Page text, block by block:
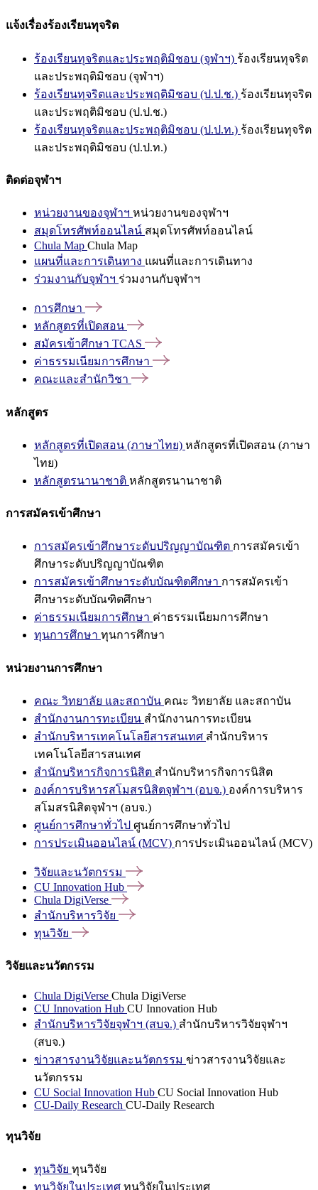
แจ้งเรื่องร้องเรียนทุจริต
ร้องเรียนทุจริตและประพฤติมิชอบ (จุฬาฯ) ร้องเรียนทุจริต
และประพฤติมิชอบ (จุฬาฯ)
ร้องเรียนทุจริตและประพฤติมิชอบ (ป.ป.ช.) ร้องเรียนทุจริต
และประพฤติมิชอบ (ป.ป.ช.)
ร้องเรียนทุจริตและประพฤติมิชอบ (ป.ป.ท.) ร้องเรียนทุจริต
และประพฤติมิชอบ (ป.ป.ท.)
ติดต่อจุฬาฯ
หน่วยงานของจุฬาฯ หน่วยงานของจุฬาฯ
สมุดโทรศัพท์ออนไลน์ สมุดโทรศัพท์ออนไลน์
Chula Map Chula Map
แผนที่และการเดินทาง แผนที่และการเดินทาง
ร่วมงานกับจุฬาฯ ร่วมงานกับจุฬาฯ
การศึกษา
หลักสูตรที่เปิดสอน
สมัครเข้าศึกษา TCAS
ค่าธรรมเนียมการศึกษา
คณะและสำนักวิชา
หลักสูตร
หลักสูตรที่เปิดสอน (ภาษาไทย) หลักสูตรที่เปิดสอน (ภาษา
ไทย)
หลักสูตรนานาชาติ หลักสูตรนานาชาติ
การสมัครเข้าศึกษา
การสมัครเข้าศึกษาระดับปริญญาบัณฑิต การสมัครเข้า
ศึกษาระดับปริญญาบัณฑิต
การสมัครเข้าศึกษาระดับบัณฑิตศึกษา การสมัครเข้า
ศึกษาระดับบัณฑิตศึกษา
ค่าธรรมเนียมการศึกษา ค่าธรรมเนียมการศึกษา
ทุนการศึกษา ทุนการศึกษา
หน่วยงานการศึกษา
คณะ วิทยาลัย และสถาบัน คณะ วิทยาลัย และสถาบัน
สำนักงานการทะเบียน สำนักงานการทะเบียน
สำนักบริหารเทคโนโลยีสารสนเทศ สำนักบริหาร
เทคโนโลยีสารสนเทศ
สำนักบริหารกิจการนิสิต สำนักบริหารกิจการนิสิต
องค์การบริหารสโมสรนิสิตจุฬาฯ (อบจ.) องค์การบริหาร
สโมสรนิสิตจุฬาฯ (อบจ.)
ศูนย์การศึกษาทั่วไป ศูนย์การศึกษาทั่วไป
การประเมินออนไลน์ (MCV) การประเมินออนไลน์ (MCV)
วิจัยและนวัตกรรม
CU Innovation Hub
Chula DigiVerse
สำนักบริหารวิจัย
ทุนวิจัย
วิจัยและนวัตกรรม
Chula DigiVerse Chula DigiVerse
CU Innovation Hub CU Innovation Hub
สำนักบริหารวิจัยจุฬาฯ (สบจ.) สำนักบริหารวิจัยจุฬาฯ
(สบจ.)
ข่าวสารงานวิจัยและนวัตกรรม ข่าวสารงานวิจัยและ
นวัตกรรม
CU Social Innovation Hub CU Social Innovation Hub
CU-Daily Research CU-Daily Research
ทุนวิจัย
ทุนวิจัย ทุนวิจัย
ทุนวิจัยในประเทศ ทุนวิจัยในประเทศ